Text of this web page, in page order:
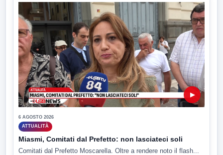
▶
6 AGOSTO 2026
ATTUALITÀ
Miasmi, Comitati dal Prefetto: non lasciateci soli
Comitati dal Prefetto Moscarella. Oltre a rendere noto il flash...